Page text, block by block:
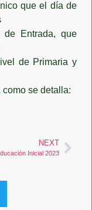
que el día de
de Entrada, que
de Primaria y
se detalla:
NEXT
Inicial 2023